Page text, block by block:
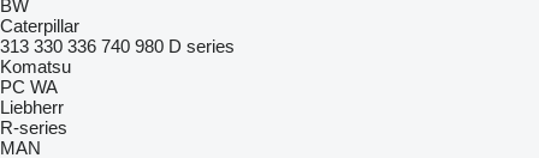
BW
Caterpillar
313 330 336 740 980 D series
Komatsu
PC WA
Liebherr
R-series
MAN